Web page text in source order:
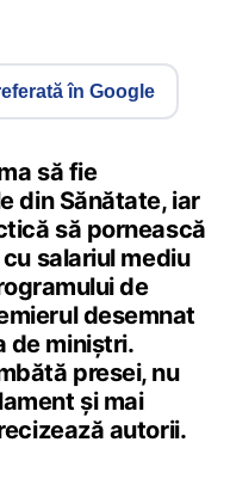
în Google
să fie
din Sănătate, iar
să pornească
salariul mediu
de
desemnat
de miniștri.
presei, nu
și mai
autorii.